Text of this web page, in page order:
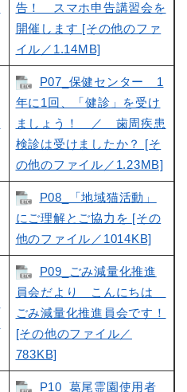
告！ スマホ申告講習会を
開催します [その他のファ
イル／1.14MB]
P07_保健センター 1
年に1回、「健診」を受け
ましょう！ ／ 歯周疾患
検診は受けましたか？ [そ
の他のファイル／1.23MB]
P08_「地域猫活動」
にご理解とご協力を [その
他のファイル／1014KB]
P09_ごみ減量化推進
員会だより こんにちは
ごみ減量化推進員会です！
[その他のファイル／
783KB]
P10_葛尾霊園使用者